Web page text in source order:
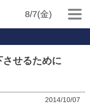
8/7(金)
せるために
2014/10/07